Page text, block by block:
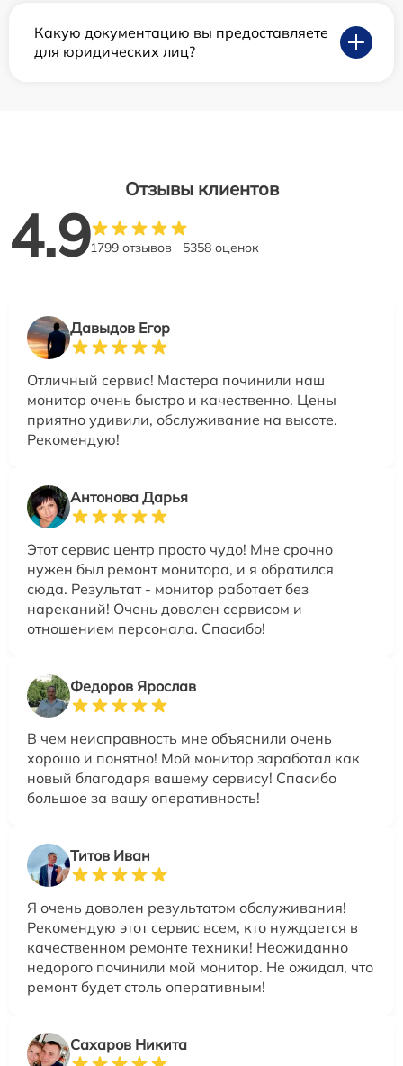
Какую документацию вы предоставляете
для юридических лиц?
Отзывы клиентов
4.91799 отзывов 5358 оценок
Давыдов Егор
Отличный сервис! Мастера починили наш
монитор очень быстро и качественно. Цены
приятно удивили, обслуживание на высоте.
Рекомендую!
Антонова Дарья
Этот сервис центр просто чудо! Мне срочно
нужен был ремонт монитора, и я обратился
сюда. Результат - монитор работает без
нареканий! Очень доволен сервисом и
отношением персонала. Спасибо!
Федоров Ярослав
В чем неисправность мне объяснили очень
хорошо и понятно! Мой монитор заработал как
новый благодаря вашему сервису! Спасибо
большое за вашу оперативность!
Титов Иван
Я очень доволен результатом обслуживания!
Рекомендую этот сервис всем, кто нуждается в
качественном ремонте техники! Неожиданно
недорого починили мой монитор. Не ожидал, что
ремонт будет столь оперативным!
Сахаров Никита